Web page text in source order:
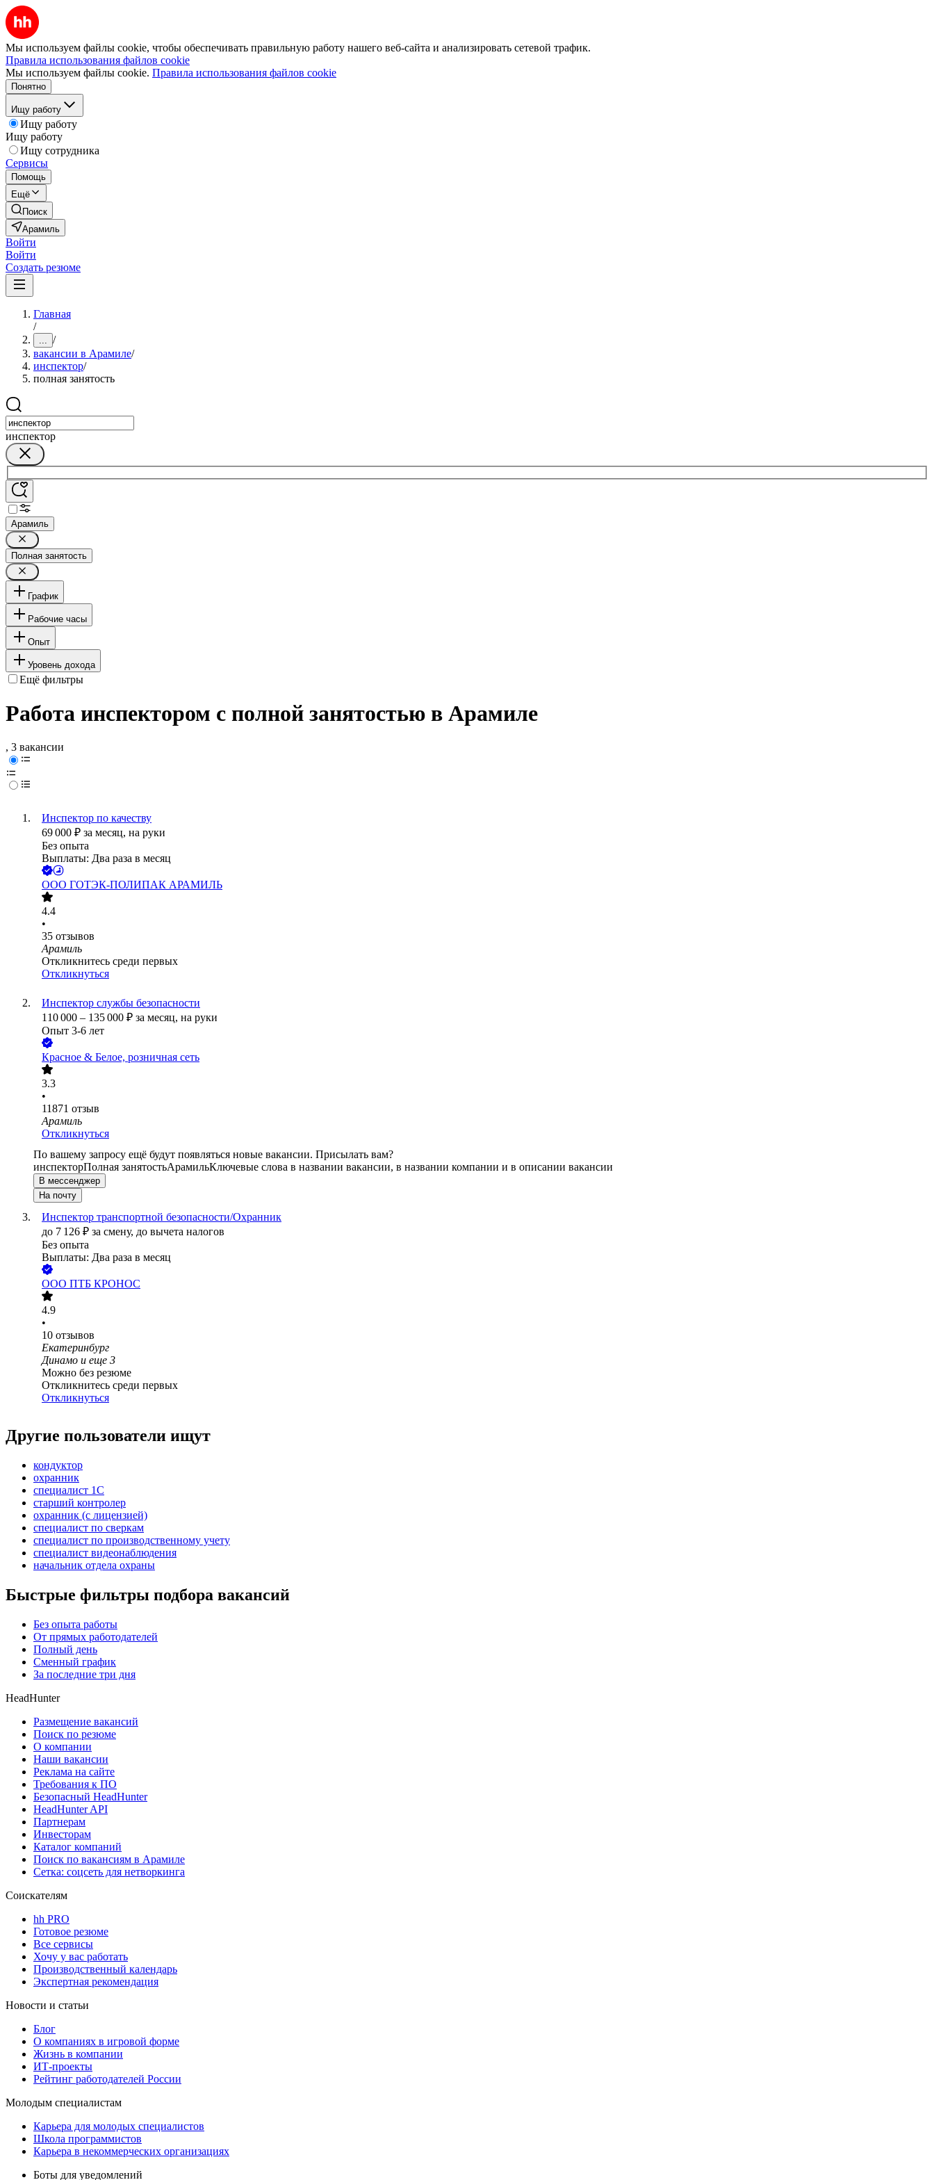
Мы используем файлы cookie, чтобы обеспечивать правильную работу нашего веб-сайта и анализировать сетевой трафик.
Правила использования файлов cookie
Мы используем файлы cookie. Правила использования файлов cookie
Понятно
Ищу работу
Ищу работу
Ищу работу
Ищу сотрудника
Сервисы
Помощь
Ещё
Поиск
Арамиль
Войти
Войти
Создать резюме
Главная
/
... /
вакансии в Арамиле/
инспектор/
полная занятость
инспектор
Арамиль
Полная занятость
График
Рабочие часы
Опыт
Уровень дохода
Ещё фильтры
Работа инспектором с полной занятостью в Арамиле
, 3 вакансии
Инспектор по качеству
69 000 ₽ за месяц, на руки
Без опыта
Выплаты: Два раза в месяц
ООО ГОТЭК-ПОЛИПАК АРАМИЛЬ
4.4
•
35 отзывов
Арамиль
Откликнитесь среди первых
Откликнуться
Инспектор службы безопасности
110 000 – 135 000 ₽ за месяц, на руки
Опыт 3-6 лет
Красное & Белое, розничная сеть
3.3
•
11871 отзыв
Арамиль
Откликнуться
По вашему запросу ещё будут появляться новые вакансии. Присылать вам?
инспекторПолная занятостьАрамильКлючевые слова в названии вакансии, в названии компании и в описании вакансии
В мессенджер
На почту
Инспектор транспортной безопасности/Охранник
до 7 126 ₽ за смену, до вычета налогов
Без опыта
Выплаты: Два раза в месяц
ООО ПТБ КРОНОС
4.9
•
10 отзывов
Екатеринбург
Динамо и еще 3
Можно без резюме
Откликнитесь среди первых
Откликнуться
Другие пользователи ищут
кондуктор
охранник
специалист 1С
старший контролер
охранник (с лицензией)
специалист по сверкам
специалист по производственному учету
специалист видеонаблюдения
начальник отдела охраны
Быстрые фильтры подбора вакансий
Без опыта работы
От прямых работодателей
Полный день
Сменный график
За последние три дня
HeadHunter
Размещение вакансий
Поиск по резюме
О компании
Наши вакансии
Реклама на сайте
Требования к ПО
Безопасный HeadHunter
HeadHunter API
Партнерам
Инвесторам
Каталог компаний
Поиск по вакансиям в Арамиле
Сетка: соцсеть для нетворкинга
Соискателям
hh PRO
Готовое резюме
Все сервисы
Хочу у вас работать
Производственный календарь
Экспертная рекомендация
Новости и статьи
Блог
О компаниях в игровой форме
Жизнь в компании
ИТ-проекты
Рейтинг работодателей России
Молодым специалистам
Карьера для молодых специалистов
Школа программистов
Карьера в некоммерческих организациях
Боты для уведомлений